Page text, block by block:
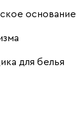
(Ink)
основание
для белья